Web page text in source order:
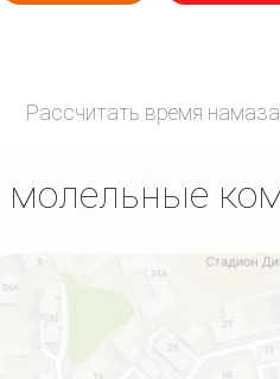
Рассчитать время намаза